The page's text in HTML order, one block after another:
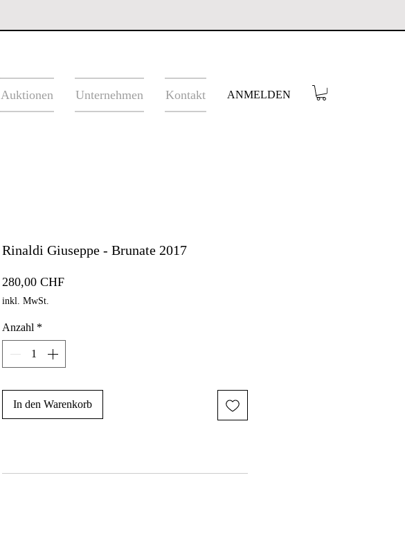
Auktionen Unternehmen Kontakt ANMELDEN
Rinaldi Giuseppe - Brunate 2017
280,00 CHFPreis
inkl. MwSt.
Anzahl *
In den Warenkorb